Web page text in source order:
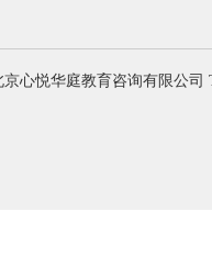
心悦华庭教育咨询有限公司